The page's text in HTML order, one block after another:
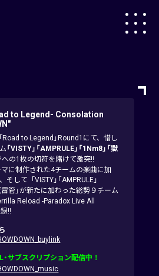
to Legend- Consolation
to Legend」Round1にて、惜し
「VISTY」「AMPRULE」「1Nm8」「獄
の1枚の切符を賭けて激突!!
に制作された4チームの楽曲に加
そして「VISTY」「AMPRULE」
雷管」が新たに加わった総勢９チーム
Reload -Paradox Live All
!!
サブスクリプション配信中！